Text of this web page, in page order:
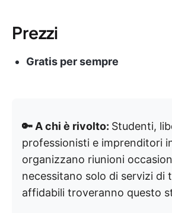
Prezzi
Gratis per sempre
🔑 A chi è rivolto: Studenti,
professionisti e imprenditori
organizzano riunioni
necessitano solo di servizi di
affidabili troveranno questo